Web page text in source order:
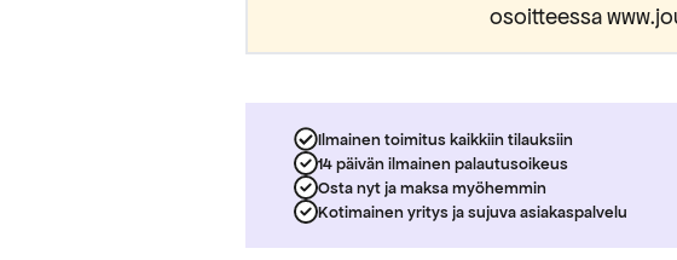
osoitteessa
Ilmainen toimitus kaikkiin tilauksiin
14 päivän ilmainen palautusoikeus
Osta nyt ja maksa myöhemmin
Kotimainen yritys ja sujuva asiakaspalvelu